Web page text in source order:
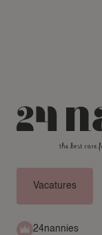
Vacatures
24nannies